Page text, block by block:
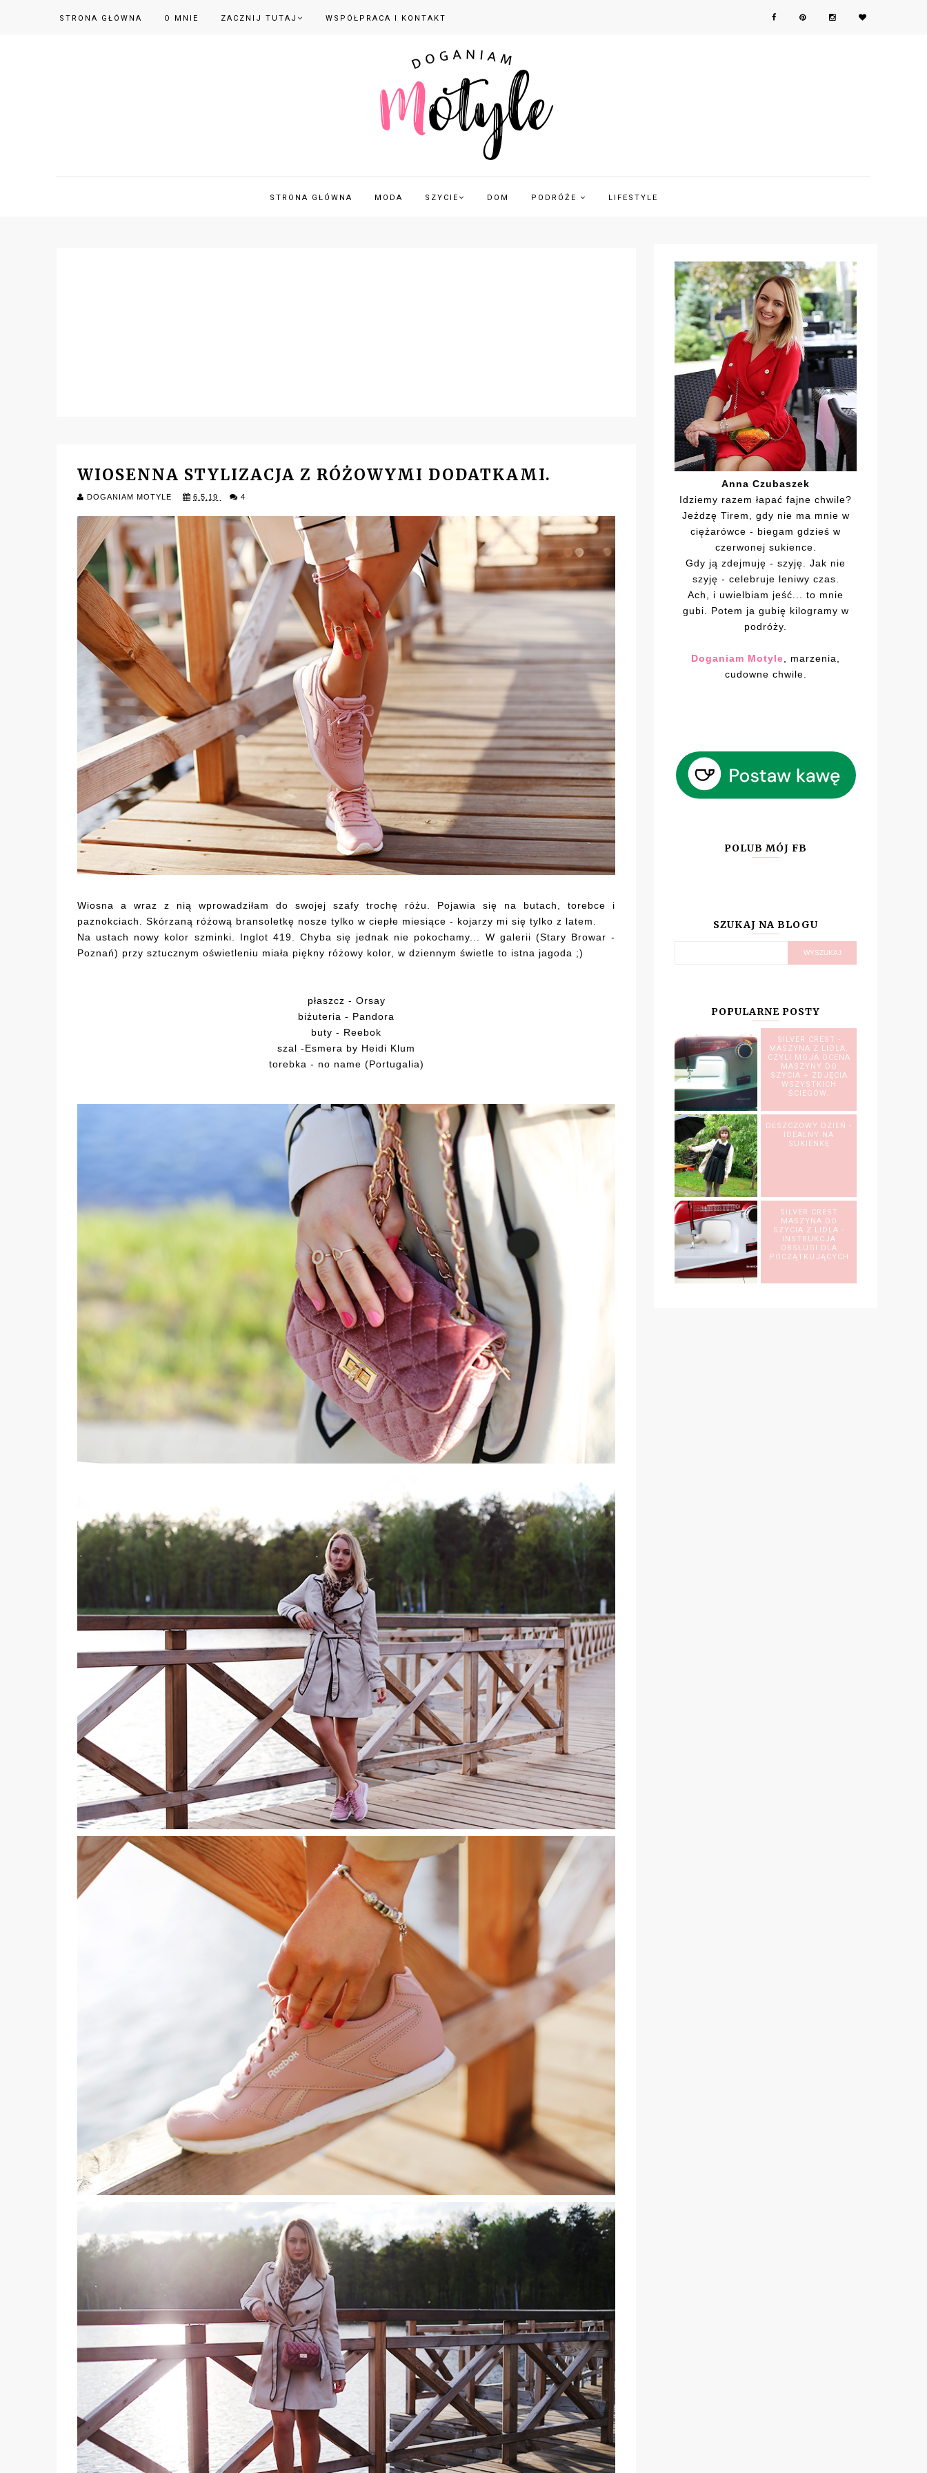
STRONA GŁÓWNA O MNIE ZACZNIJ TUTAJ WSPÓŁPRACA I KONTAKT
STRONA GŁÓWNA MODA SZYCIE DOM PODRÓŻE LIFESTYLE
WIOSENNA STYLIZACJA Z RÓŻOWYMI DODATKAMI.
DOGANIAM MOTYLE 6.5.19 4
Wiosna a wraz z nią wprowadziłam do swojej szafy trochę różu. Pojawia się na butach, torebce i
paznokciach. Skórzaną różową bransoletkę nosze tylko w ciepłe miesiące - kojarzy mi się tylko z latem.
Na ustach nowy kolor szminki. Inglot 419. Chyba się jednak nie pokochamy... W galerii (Stary Browar -
Poznań) przy sztucznym oświetleniu miała piękny różowy kolor, w dziennym świetle to istna jagoda ;)
płaszcz - Orsay
biżuteria - Pandora
buty - Reebok
szal -Esmera by Heidi Klum
torebka - no name (Portugalia)
Anna Czubaszek
Idziemy razem łapać fajne chwile?
Jeżdzę Tirem, gdy nie ma mnie w
ciężarówce - biegam gdzieś w
czerwonej sukience.
Gdy ją zdejmuję - szyję. Jak nie
szyję - celebruje leniwy czas.
Ach, i uwielbiam jeść... to mnie
gubi. Potem ja gubię kilogramy w
podróży.
Doganiam Motyle , marzenia,
cudowne chwile.
POLUB MÓJ FB
SZUKAJ NA BLOGU
POPULARNE POSTY
SILVER CREST -
MASZYNA Z LIDLA.
CZYLI MOJA OCENA
MASZYNY DO
SZYCIA + ZDJĘCIA
WSZYSTKICH
ŚCIEGÓW.
DESZCZOWY DZIEŃ -
IDEALNY NA
SUKIENKĘ
SILVER CREST
MASZYNA DO
SZYCIA Z LIDLA -
INSTRUKCJA
OBSŁUGI DLA
POCZĄTKUJĄCYCH